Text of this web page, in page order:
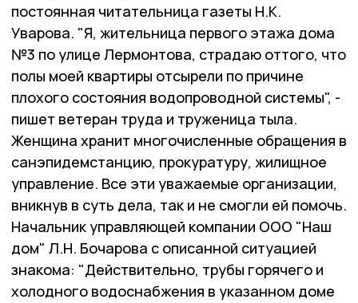
постоянная читательница газеты Н.К.
Уварова. "Я, жительница первого этажа дома
№3 по улице Лермонтова, страдаю оттого, что
полы моей квартиры отсырели по причине
плохого состояния водопроводной системы", -
пишет ветеран труда и труженица тыла.
Женщина хранит многочисленные обращения в
санэпидемстанцию, прокуратуру, жилищное
управление. Все эти уважаемые организации,
вникнув в суть дела, так и не смогли ей помочь.
Начальник управляющей компании ООО "Наш
дом" Л.Н. Бочарова с описанной ситуацией
знакома: "Действительно, трубы горячего и
холодного водоснабжения в указанном доме